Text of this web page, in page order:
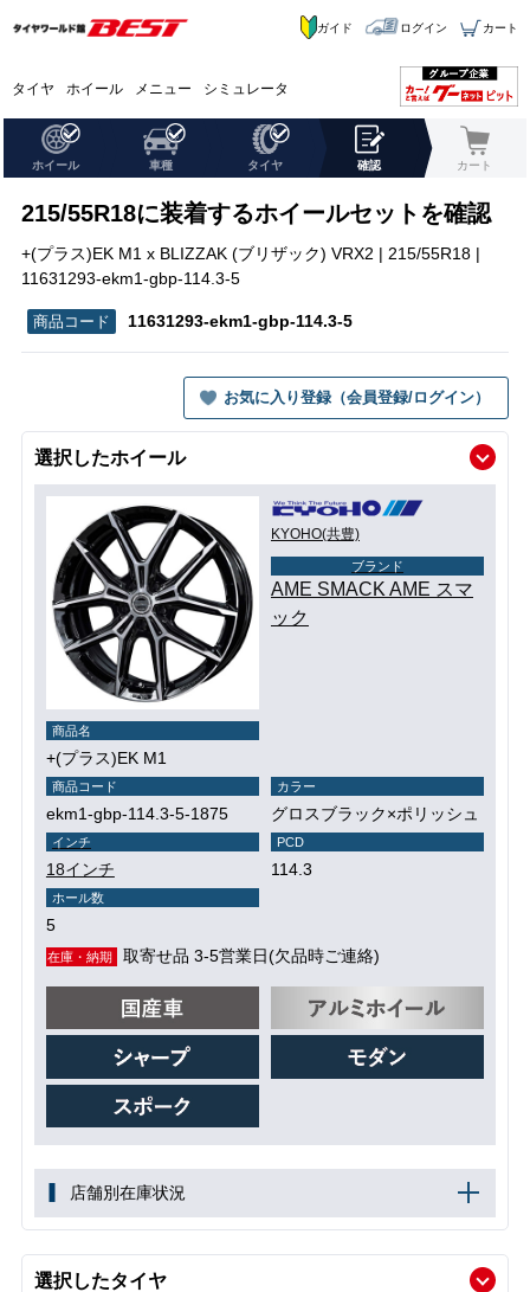
タイヤ ホイール メニュー シミュレータ
ガイド ログイン カート
ホイール 車種 タイヤ 確認 カート
215/55R18に装着するホイールセットを確認
+(プラス)EK M1 x BLIZZAK (ブリザック) VRX2 | 215/55R18 |
11631293-ekm1-gbp-114.3-5
11631293-ekm1-gbp-114.3-5
お気に入り登録（会員登録/ログイン）
選択したホイール
KYOHO(共豊)
ブランド
AME SMACK AME スマ
ック
商品名
+(プラス)EK M1
商品コード
ekm1-gbp-114.3-5-1875
カラー
グロスブラック×ポリッシュ
インチ
18インチ
PCD
114.3
ホール数
5
在庫・納期 取寄せ品 3-5営業日(欠品時ご連絡)
店舗別在庫状況
選択したタイヤ